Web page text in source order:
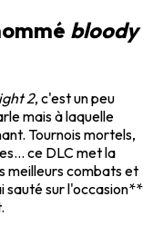
bloody
2, c'est un peu
mais à laquelle
Tournois mortels,
ce DLC met la
meilleurs combats et
sauté sur l'occasion**